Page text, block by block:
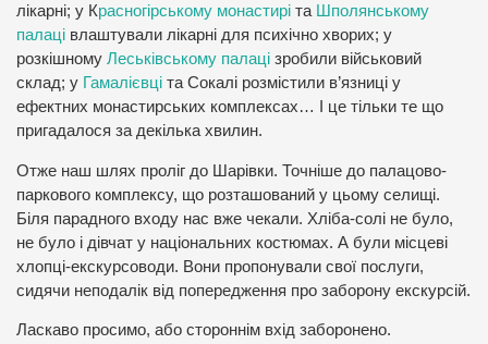
лікарні; у Красногірському монастирі та Шполянському
палаці влаштували лікарні для психічно хворих; у
розкішному Леськівському палаці зробили військовий
склад; у Гамалієвці та Сокалі розмістили в’язниці у
ефектних монастирських комплексах… І це тільки те що
пригадалося за декілька хвилин.
Отже наш шлях проліг до Шарівки. Точніше до палацово-
паркового комплексу, що розташований у цьому селищі.
Біля парадного входу нас вже чекали. Хліба-солі не було,
не було і дівчат у національних костюмах. А були місцеві
хлопці-екскурсоводи. Вони пропонували свої послуги,
сидячи неподалік від попередження про заборону екскурсій.
Ласкаво просимо, або стороннім вхід заборонено.